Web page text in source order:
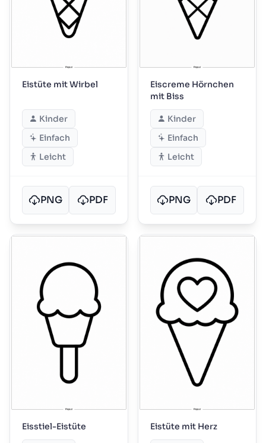
Eistüte mit Wirbel
Kinder
Einfach
Leicht
PNG PDF
Eiscreme Hörnchen
mit Biss
Kinder
Einfach
Leicht
PNG PDF
Eisstiel-Eistüte Eistüte mit Herz